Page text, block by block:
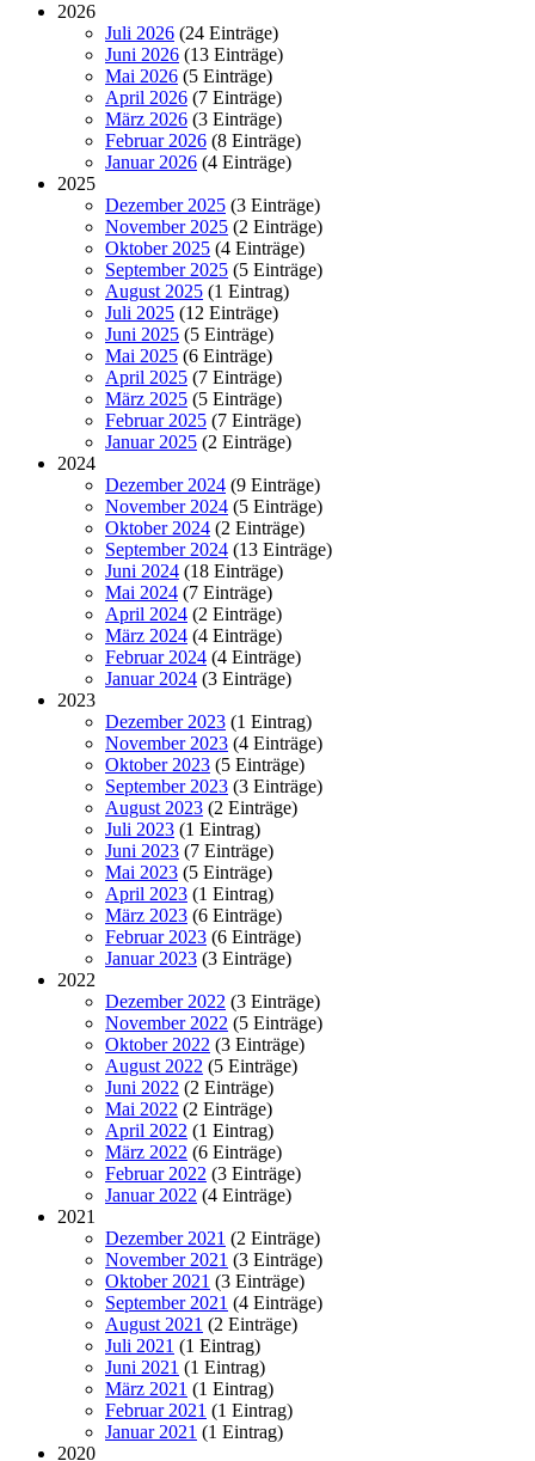
2026
Juli 2026 (24 Einträge)
Juni 2026 (13 Einträge)
Mai 2026 (5 Einträge)
April 2026 (7 Einträge)
März 2026 (3 Einträge)
Februar 2026 (8 Einträge)
Januar 2026 (4 Einträge)
2025
Dezember 2025 (3 Einträge)
November 2025 (2 Einträge)
Oktober 2025 (4 Einträge)
September 2025 (5 Einträge)
August 2025 (1 Eintrag)
Juli 2025 (12 Einträge)
Juni 2025 (5 Einträge)
Mai 2025 (6 Einträge)
April 2025 (7 Einträge)
März 2025 (5 Einträge)
Februar 2025 (7 Einträge)
Januar 2025 (2 Einträge)
2024
Dezember 2024 (9 Einträge)
November 2024 (5 Einträge)
Oktober 2024 (2 Einträge)
September 2024 (13 Einträge)
Juni 2024 (18 Einträge)
Mai 2024 (7 Einträge)
April 2024 (2 Einträge)
März 2024 (4 Einträge)
Februar 2024 (4 Einträge)
Januar 2024 (3 Einträge)
2023
Dezember 2023 (1 Eintrag)
November 2023 (4 Einträge)
Oktober 2023 (5 Einträge)
September 2023 (3 Einträge)
August 2023 (2 Einträge)
Juli 2023 (1 Eintrag)
Juni 2023 (7 Einträge)
Mai 2023 (5 Einträge)
April 2023 (1 Eintrag)
März 2023 (6 Einträge)
Februar 2023 (6 Einträge)
Januar 2023 (3 Einträge)
2022
Dezember 2022 (3 Einträge)
November 2022 (5 Einträge)
Oktober 2022 (3 Einträge)
August 2022 (5 Einträge)
Juni 2022 (2 Einträge)
Mai 2022 (2 Einträge)
April 2022 (1 Eintrag)
März 2022 (6 Einträge)
Februar 2022 (3 Einträge)
Januar 2022 (4 Einträge)
2021
Dezember 2021 (2 Einträge)
November 2021 (3 Einträge)
Oktober 2021 (3 Einträge)
September 2021 (4 Einträge)
August 2021 (2 Einträge)
Juli 2021 (1 Eintrag)
Juni 2021 (1 Eintrag)
März 2021 (1 Eintrag)
Februar 2021 (1 Eintrag)
Januar 2021 (1 Eintrag)
2020